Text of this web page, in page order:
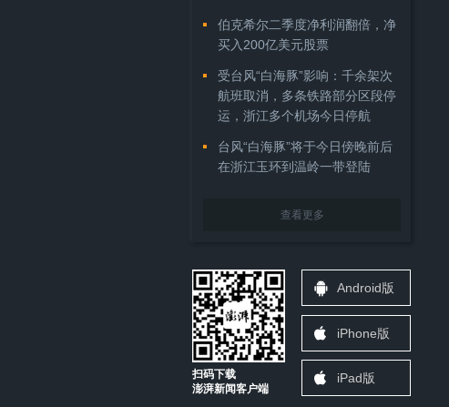
伯克希尔二季度净利润翻倍，净
买入200亿美元股票
受台风“白海豚”影响：千余架次
航班取消，多条铁路部分区段停
运，浙江多个机场今日停航
台风“白海豚”将于今日傍晚前后
在浙江玉环到温岭一带登陆
查看更多
扫码下载
澎湃新闻客户端
Android版
iPhone版
iPad版